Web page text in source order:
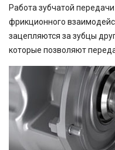
Работа зубчатой
фрикционного
зацепляются за зубцы
которые позволяют